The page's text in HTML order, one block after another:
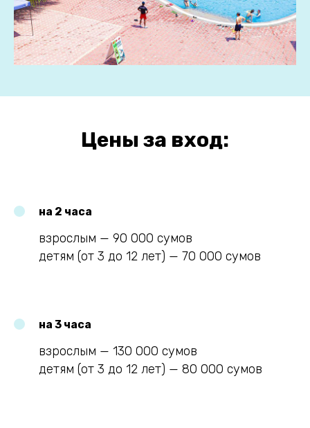
Цены за вход:
на 2 часа
взрослым — 90 000 сумов
детям (от 3 до 12 лет) — 70 000 сумов
на 3 часа
взрослым — 130 000 сумов
детям (от 3 до 12 лет) — 80 000 сумов